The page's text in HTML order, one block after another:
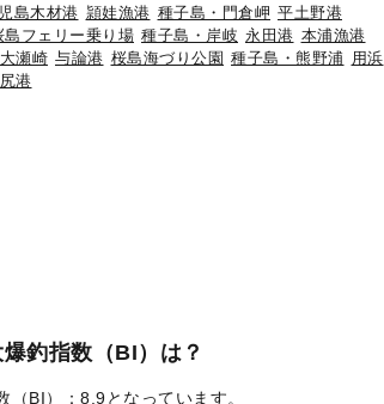
島木材港 頴娃漁港 種子島・門倉岬 平土野港
島フェリー乗り場 種子島・岸岐 永田港 本浦漁港
大瀬崎 与論港 桜島海づり公園 種子島・熊野浦 用浜
港
釣指数（BI）は？
BI）：8.9となっています。